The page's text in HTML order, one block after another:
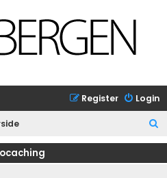
Login
Register
e